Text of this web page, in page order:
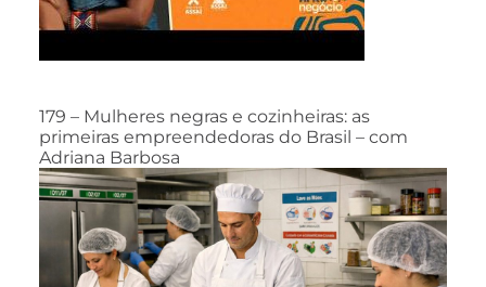
179 – Mulheres negras e cozinheiras: as
primeiras empreendedoras do Brasil – com
Adriana Barbosa